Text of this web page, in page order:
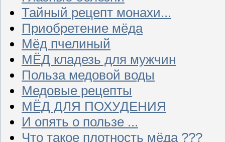
Тайный рецепт монахи...
Приобретение мёда
Мёд пчелиный
МЁД кладезь для мужчин
Польза медовой воды
Медовые рецепты
МЁД ДЛЯ ПОХУДЕНИЯ
И опять о пользе ...
Что такое плотность мёда ???